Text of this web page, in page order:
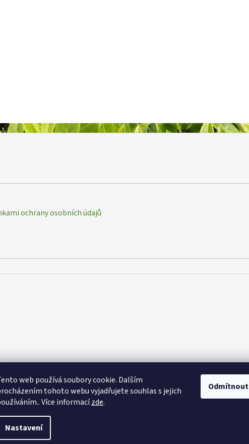
web používá soubory cookie. Dalším
tohoto webu vyjadřujete souhlas s jejich
Více informacízde.
Nastavení
Odmítnout
ochrany osobních údajů
práva vyhrazena.